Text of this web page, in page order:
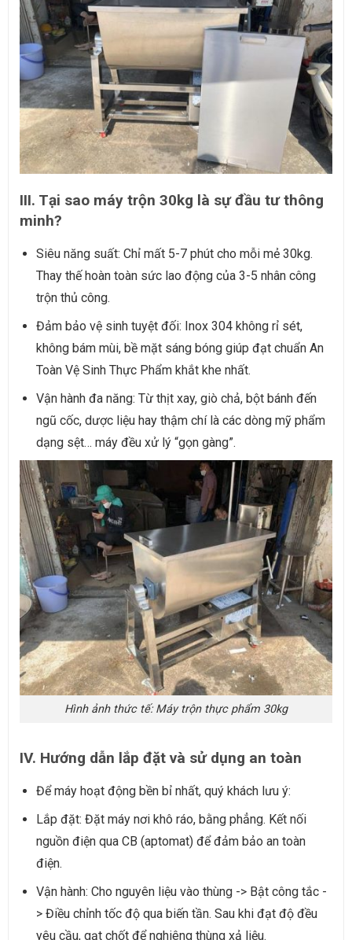
III. Tại sao máy trộn 30kg là sự đầu tư thông
minh?
Siêu năng suất: Chỉ mất 5-7 phút cho mỗi mẻ 30kg.
Thay thế hoàn toàn sức lao động của 3-5 nhân công
trộn thủ công.
Đảm bảo vệ sinh tuyệt đối: Inox 304 không rỉ sét,
không bám mùi, bề mặt sáng bóng giúp đạt chuẩn An
Toàn Vệ Sinh Thực Phẩm khắt khe nhất.
Vận hành đa năng: Từ thịt xay, giò chả, bột bánh đến
ngũ cốc, dược liệu hay thậm chí là các dòng mỹ phẩm
dạng sệt… máy đều xử lý “gọn gàng”.
Hình ảnh thức tế: Máy trộn thực phẩm 30kg
IV. Hướng dẫn lắp đặt và sử dụng an toàn
Để máy hoạt động bền bỉ nhất, quý khách lưu ý:
Lắp đặt: Đặt máy nơi khô ráo, bằng phẳng. Kết nối
nguồn điện qua CB (aptomat) để đảm bảo an toàn
điện.
Vận hành: Cho nguyên liệu vào thùng -> Bật công tắc -
> Điều chỉnh tốc độ qua biến tần. Sau khi đạt độ đều
yêu cầu, gạt chốt để nghiêng thùng xả liệu.